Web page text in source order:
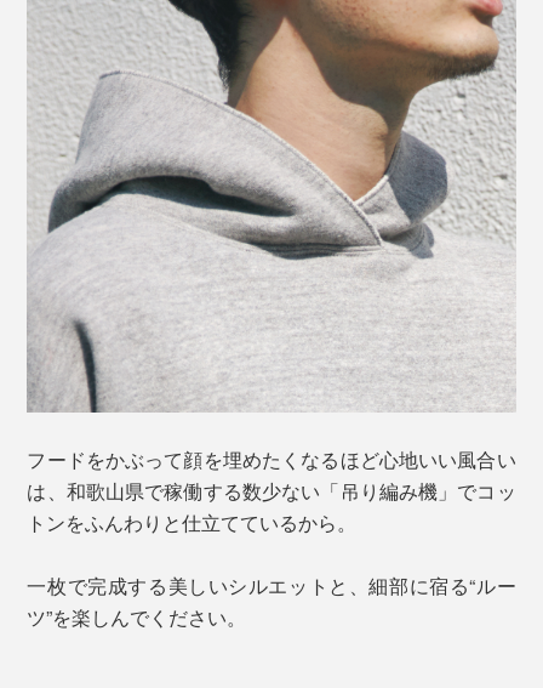
フードをかぶって顔を埋めたくなるほど心地いい風合い
は、和歌山県で稼働する数少ない「吊り編み機」でコッ
トンをふんわりと仕立てているから。
一枚で完成する美しいシルエットと、細部に宿る“ルー
ツ”を楽しんでください。